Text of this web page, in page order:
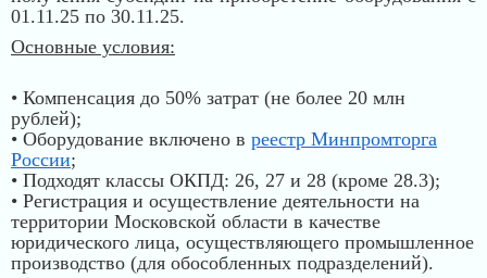
01.11.25 по 30.11.25.
Основные условия:
• Компенсация до 50% затрат (не более 20 млн
рублей);
• Оборудование включено в реестр Минпромторга
России;
• Подходят классы ОКПД: 26, 27 и 28 (кроме 28.3);
• Регистрация и осуществление деятельности на
территории Московской области в качестве
юридического лица, осуществляющего промышленное
производство (для обособленных подразделений).